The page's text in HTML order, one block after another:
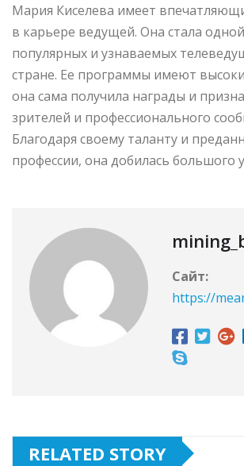
Мария Киселева имеет
в карьере ведущей. Она стала
популярных и узнаваемых
стране. Ее программы имеют
она сама получила награды и
зрителей и профессионального
Благодаря своему таланту и
профессии, она добилась большого
Сайт:
https://
RELATED STORY